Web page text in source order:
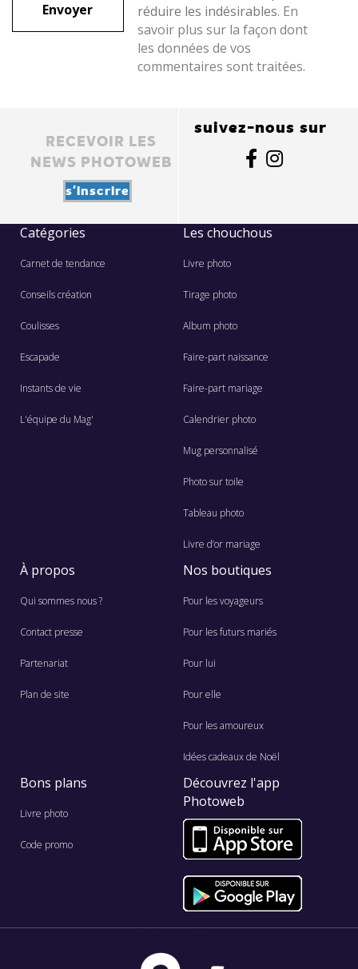
réduire les indésirables. En
savoir plus sur la façon dont
les données de vos
commentaires sont traitées.
RECEVOIR LES
NEWS PHOTOWEB
s'inscrire
suivez-nous sur
Catégories
Carnet de tendance
Conseils création
Coulisses
Escapade
Instants de vie
L'équipe du Mag'
Les chouchous
Livre photo
Tirage photo
Album photo
Faire-part naissance
Faire-part mariage
Calendrier photo
Mug personnalisé
Photo sur toile
Tableau photo
Livre d’or mariage
À propos
Qui sommes nous ?
Contact presse
Partenariat
Plan de site
Nos boutiques
Pour les voyageurs
Pour les futurs mariés
Pour lui
Pour elle
Pour les amoureux
Idées cadeaux de Noël
Bons plans
Livre photo
Code promo
Découvrez l'app
Photoweb